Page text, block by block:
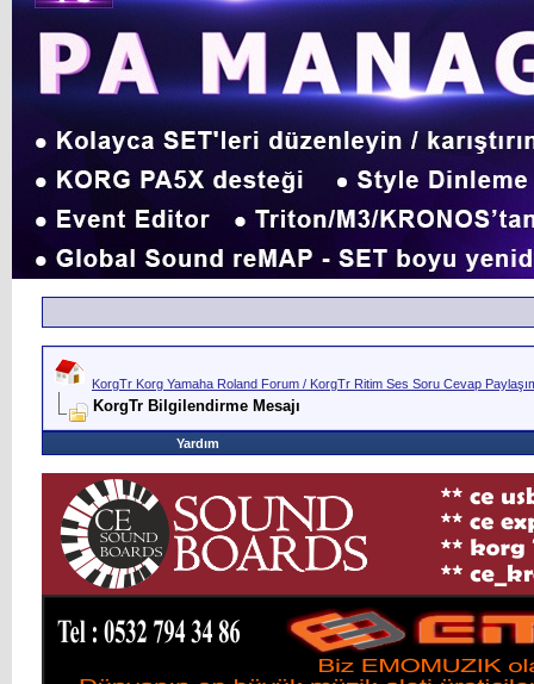
KorgTr Korg Yamaha Roland Forum / KorgTr Ritim Ses Soru Cevap
KorgTr Bilgilendirme Mesajı
Yardım